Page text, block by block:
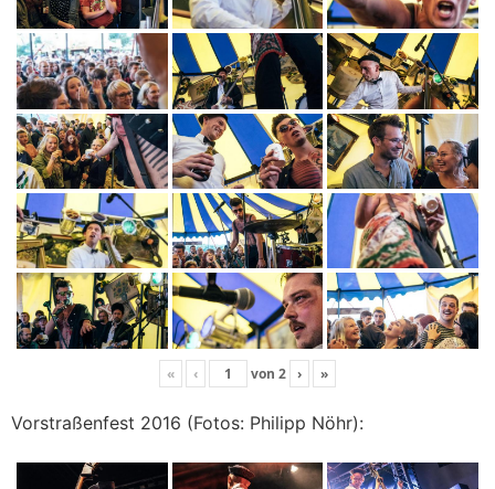
« ‹ von 2 › »
Vorstraßenfest 2016 (Fotos: Philipp Nöhr):